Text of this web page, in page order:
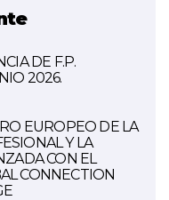
DE F.P.
2026.
EUROPEO DE LA
Y LA
CON EL
CONNECTION